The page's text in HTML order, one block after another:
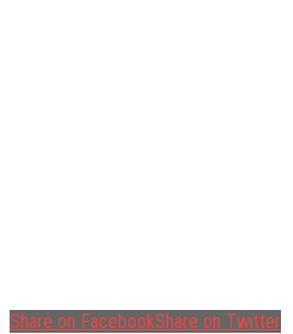
Share on FacebookShare on Twitter